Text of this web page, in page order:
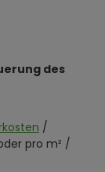
des
/
pro m² /